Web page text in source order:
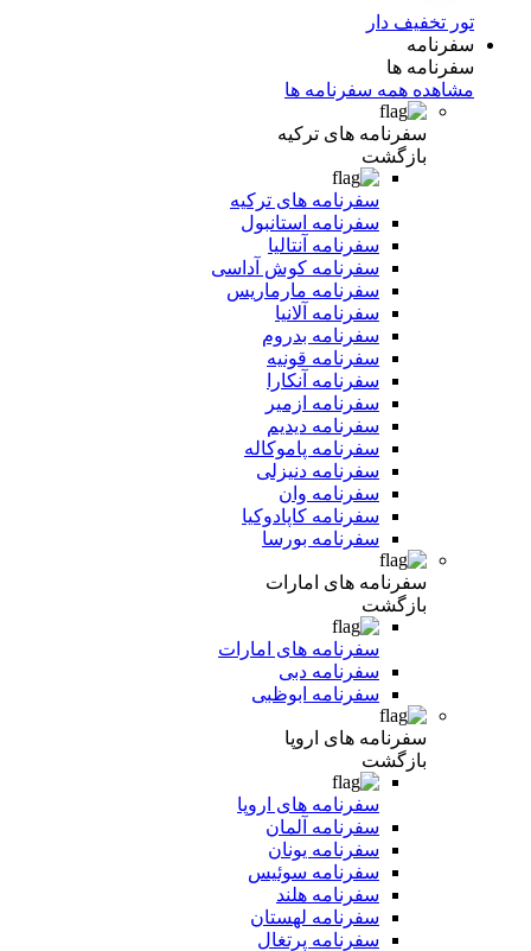
تور تخفیف دار
سفرنامه
سفرنامه ها
مشاهده همه سفرنامه ها
سفرنامه های ترکیه
بازگشت
سفرنامه های ترکیه
سفرنامه استانبول
سفرنامه آنتالیا
سفرنامه کوش آداسی
سفرنامه مارماریس
سفرنامه آلانیا
سفرنامه بدروم
سفرنامه قونیه
سفرنامه آنکارا
سفرنامه ازمیر
سفرنامه دیدیم
سفرنامه پاموکاله
سفرنامه دنیزلی
سفرنامه وان
سفرنامه کاپادوکیا
سفرنامه بورسا
سفرنامه های امارات
بازگشت
سفرنامه های امارات
سفرنامه دبی
سفرنامه ابوظبی
سفرنامه های اروپا
بازگشت
سفرنامه های اروپا
سفرنامه آلمان
سفرنامه یونان
سفرنامه سوئیس
سفرنامه هلند
سفرنامه لهستان
سفرنامه پرتغال